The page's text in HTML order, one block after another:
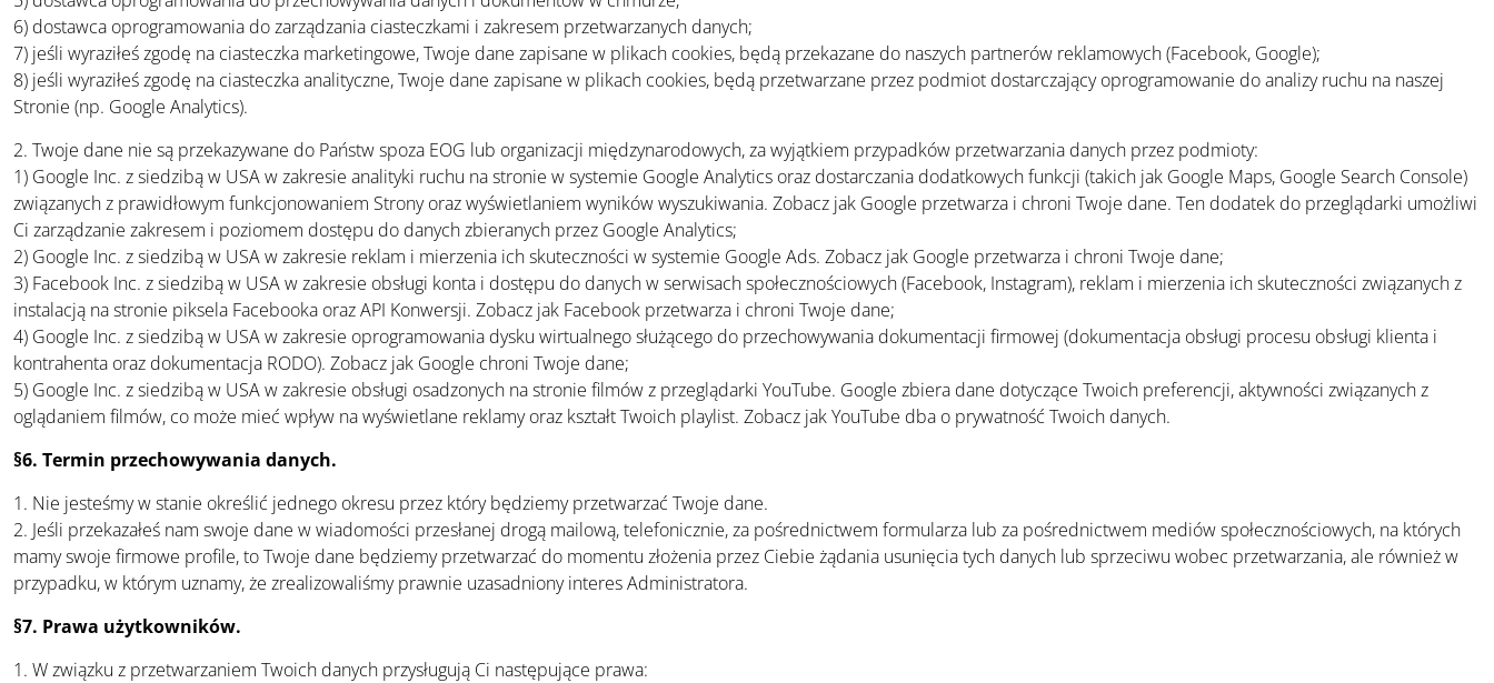
6) dostawca oprogramowania do zarządzania ciasteczkami i zakresem przetwarzanych danych;
7) jeśli wyraziłeś zgodę na ciasteczka marketingowe, Twoje dane zapisane w plikach cookies, będą przekazane do naszych partnerów reklamowych (Facebook, Google);
8) jeśli wyraziłeś zgodę na ciasteczka analityczne, Twoje dane zapisane w plikach cookies, będą przetwarzane przez podmiot dostarczający oprogramowanie do analizy ruchu na naszej
Stronie (np. Google Analytics).
2. Twoje dane nie są przekazywane do Państw spoza EOG lub organizacji międzynarodowych, za wyjątkiem przypadków przetwarzania danych przez podmioty:
1) Google Inc. z siedzibą w USA w zakresie analityki ruchu na stronie w systemie Google Analytics oraz dostarczania dodatkowych funkcji (takich jak Google Maps, Google Search Console)
związanych z prawidłowym funkcjonowaniem Strony oraz wyświetlaniem wyników wyszukiwania. Zobacz jak Google przetwarza i chroni Twoje dane. Ten dodatek do przeglądarki umożliwi
Ci zarządzanie zakresem i poziomem dostępu do danych zbieranych przez Google Analytics;
2) Google Inc. z siedzibą w USA w zakresie reklam i mierzenia ich skuteczności w systemie Google Ads. Zobacz jak Google przetwarza i chroni Twoje dane;
3) Facebook Inc. z siedzibą w USA w zakresie obsługi konta i dostępu do danych w serwisach społecznościowych (Facebook, Instagram), reklam i mierzenia ich skuteczności związanych z
instalacją na stronie piksela Facebooka oraz API Konwersji. Zobacz jak Facebook przetwarza i chroni Twoje dane;
4) Google Inc. z siedzibą w USA w zakresie oprogramowania dysku wirtualnego służącego do przechowywania dokumentacji firmowej (dokumentacja obsługi procesu obsługi klienta i
kontrahenta oraz dokumentacja RODO). Zobacz jak Google chroni Twoje dane;
5) Google Inc. z siedzibą w USA w zakresie obsługi osadzonych na stronie filmów z przeglądarki YouTube. Google zbiera dane dotyczące Twoich preferencji, aktywności związanych z
oglądaniem filmów, co może mieć wpływ na wyświetlane reklamy oraz kształt Twoich playlist. Zobacz jak YouTube dba o prywatność Twoich danych.
§6. Termin przechowywania danych.
1. Nie jesteśmy w stanie określić jednego okresu przez który będziemy przetwarzać Twoje dane.
2. Jeśli przekazałeś nam swoje dane w wiadomości przesłanej drogą mailową, telefonicznie, za pośrednictwem formularza lub za pośrednictwem mediów społecznościowych, na których
mamy swoje firmowe profile, to Twoje dane będziemy przetwarzać do momentu złożenia przez Ciebie żądania usunięcia tych danych lub sprzeciwu wobec przetwarzania, ale również w
przypadku, w którym uznamy, że zrealizowaliśmy prawnie uzasadniony interes Administratora.
§7. Prawa użytkowników.
1. W związku z przetwarzaniem Twoich danych przysługują Ci następujące prawa: